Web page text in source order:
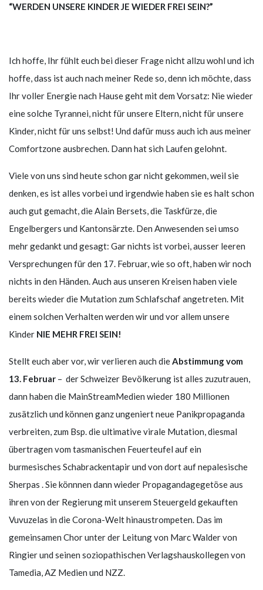
“WERDEN UNSERE KINDER JE WIEDER FREI SEIN?”
Ich hoffe, Ihr fühlt euch bei dieser Frage nicht allzu wohl und ich
hoffe, dass ist auch nach meiner Rede so, denn ich möchte, dass
Ihr voller Energie nach Hause geht mit dem Vorsatz: Nie wieder
eine solche Tyrannei, nicht für unsere Eltern, nicht für unsere
Kinder, nicht für uns selbst! Und dafür muss auch ich aus meiner
Comfortzone ausbrechen. Dann hat sich Laufen gelohnt.
Viele von uns sind heute schon gar nicht gekommen, weil sie
denken, es ist alles vorbei und irgendwie haben sie es halt schon
auch gut gemacht, die Alain Bersets, die Taskfürze, die
Engelbergers und Kantonsärzte. Den Anwesenden sei umso
mehr gedankt und gesagt: Gar nichts ist vorbei, ausser leeren
Versprechungen für den 17. Februar, wie so oft, haben wir noch
nichts in den Händen. Auch aus unseren Kreisen haben viele
bereits wieder die Mutation zum Schlafschaf angetreten. Mit
einem solchen Verhalten werden wir und vor allem unsere
Kinder NIE MEHR FREI SEIN!
Stellt euch aber vor, wir verlieren auch dieAbstimmung vom
13. Februar – der Schweizer Bevölkerung ist alles zuzutrauen,
dann haben die MainStreamMedien wieder 180 Millionen
zusätzlich und können ganz ungeniert neue Panikpropaganda
verbreiten, zum Bsp. die ultimative virale Mutation, diesmal
übertragen vom tasmanischen Feuerteufel auf ein
burmesisches Schabrackentapir und von dort auf nepalesische
Sherpas . Sie könnnen dann wieder Propagandagegetöse aus
ihren von der Regierung mit unserem Steuergeld gekauften
Vuvuzelas in die Corona-Welt hinaustrompeten. Das im
gemeinsamen Chor unter der Leitung von Marc Walder von
Ringier und seinen soziopathischen Verlagshauskollegen von
Tamedia, AZ Medien und NZZ.